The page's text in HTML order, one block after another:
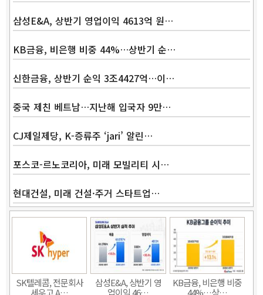
삼성E&A, 상반기 영업이익 4613억 원…
KB금융, 비은행 비중 44%…상반기 순…
신한금융, 상반기 순익 3조4427억…이…
중국 제친 베트남…지난해 입국자 9만…
CJ제일제당, K-증류주 ‘jari’ 알린…
포스코-르노코리아, 미래 모빌리티 시…
현대건설, 미래 건설·주거 스타트업…
SK텔레콤, 전문회사
삼성E&A, 상반기 영
KB금융, 비은행 비중